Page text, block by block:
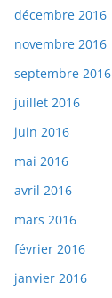
décembre 2016
novembre 2016
septembre 2016
juillet 2016
juin 2016
mai 2016
avril 2016
mars 2016
février 2016
janvier 2016